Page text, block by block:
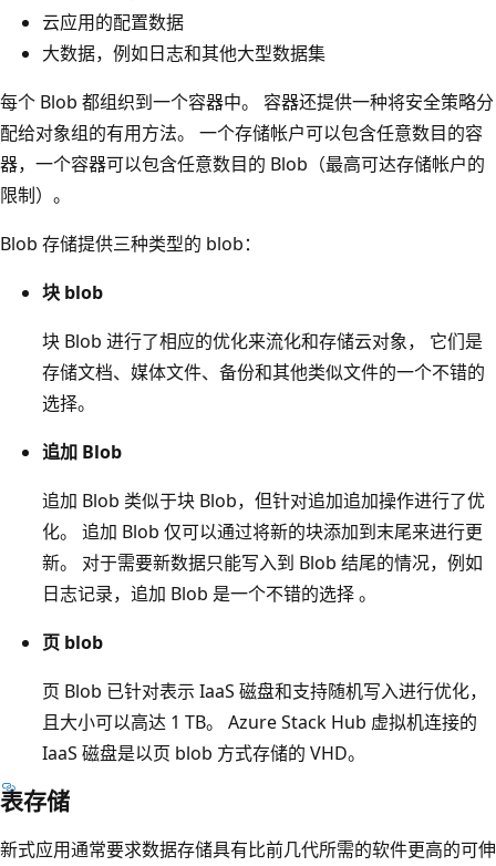
云应用的配置数据
大数据，例如日志和其他大型数据集
每个 Blob 都组织到一个容器中。 容器还提供一种将安全策略分
配给对象组的有用方法。 一个存储帐户可以包含任意数目的容
器，一个容器可以包含任意数目的 Blob（最高可达存储帐户的
限制）。
Blob 存储提供三种类型的 blob：
块 blob
块 Blob 进行了相应的优化来流化和存储云对象， 它们是
存储文档、媒体文件、备份和其他类似文件的一个不错的
选择。
追加 Blob
追加 Blob 类似于块 Blob，但针对追加追加操作进行了优
化。 追加 Blob 仅可以通过将新的块添加到末尾来进行更
新。 对于需要新数据只能写入到 Blob 结尾的情况，例如
日志记录，追加 Blob 是一个不错的选择 。
页 blob
页 Blob 已针对表示 IaaS 磁盘和支持随机写入进行优化，
且大小可以高达 1 TB。 Azure Stack Hub 虚拟机连接的
IaaS 磁盘是以页 blob 方式存储的 VHD。
表存储
新式应用通常要求数据存储具有比前几代所需的软件更高的可伸